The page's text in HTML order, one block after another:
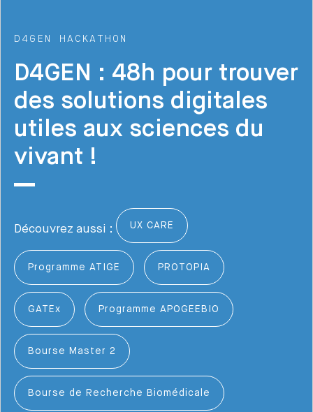
D4GEN HACKATHON
D4GEN : 48h pour trouver
des solutions digitales
utiles aux sciences du
vivant !
Découvrez aussi : UX CARE
Programme ATIGE PROTOPIA
GATEx Programme APOGEEBIO
Bourse Master 2
Bourse de Recherche Biomédicale